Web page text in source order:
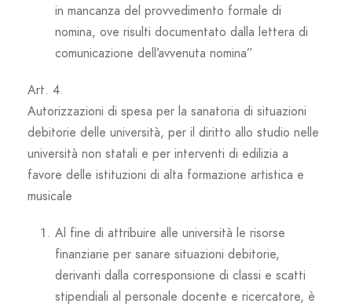
in mancanza del provvedimento formale di
nomina, ove risulti documentato dalla lettera di
comunicazione dell’avvenuta nomina”
Art. 4.
Autorizzazioni di spesa per la sanatoria di situazioni
debitorie delle università, per il diritto allo studio nelle
università non statali e per interventi di edilizia a
favore delle istituzioni di alta formazione artistica e
musicale
Al fine di attribuire alle università le risorse
finanziarie per sanare situazioni debitorie,
derivanti dalla corresponsione di classi e scatti
stipendiali al personale docente e ricercatore, è